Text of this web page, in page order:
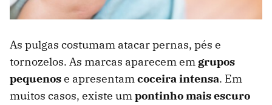
As pulgas costumam atacar pernas, pés e
tornozelos. As marcas aparecem em grupos
pequenose apresentamcoceira intensa. Em
muitos casos, existe umpontinho mais escuro